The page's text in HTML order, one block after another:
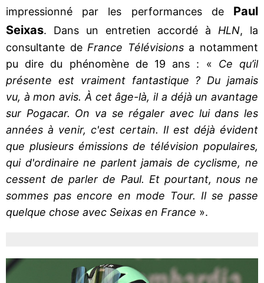
impressionné par les performances de Paul
Seixas. Dans un entretien accordé à HLN, la
consultante de France Télévisionsa notamment
pu dire du phénomène de 19 ans : « Ce qu’il
présente est vraiment fantastique ? Du jamais
vu, à mon avis. À cet âge-là, il a déjà un avantage
sur Pogacar. On va se régaler avec lui dans les
années à venir, c'est certain. Il est déjà évident
que plusieurs émissions de télévision populaires,
qui d'ordinaire ne parlent jamais de cyclisme, ne
cessent de parler de Paul. Et pourtant, nous ne
sommes pas encore en mode Tour. Il se passe
quelque chose avec Seixas en France ».